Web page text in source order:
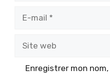
Enregistrer mon